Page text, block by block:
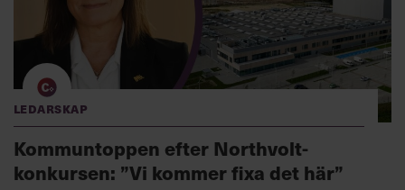
Ledarskap
Kommuntoppen efter Northvolt-
konkursen: ”Vi kommer fixa det här”